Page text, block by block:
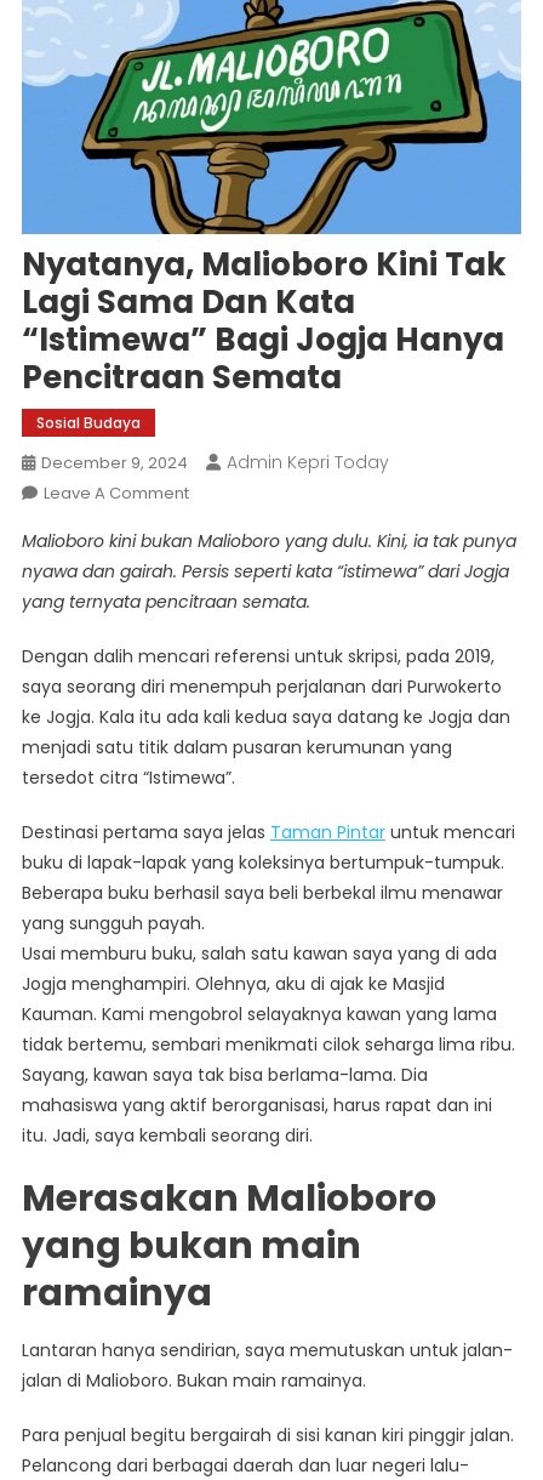
Nyatanya, Malioboro Kini Tak
Lagi Sama Dan Kata
“Istimewa” Bagi Jogja Hanya
Pencitraan Semata
Sosial Budaya
December 9, 2024 Admin Kepri Today
Leave A CommentOn
Malioboro
Kini
Tak
Sama
Dan
Kata
“Istimewa”
Bagi
Hanya
Pencitraan
Semata
Malioboro kini bukan Malioboro yang dulu. Kini, ia tak punya
nyawa dan gairah. Persis seperti kata “istimewa” dari Jogja
yang ternyata pencitraan semata.
Dengan dalih mencari referensi untuk skripsi, pada 2019,
saya seorang diri menempuh perjalanan dari Purwokerto
ke Jogja. Kala itu ada kali kedua saya datang ke Jogja dan
menjadi satu titik dalam pusaran kerumunan yang
tersedot citra “Istimewa”.
Destinasi pertama saya jelas Taman Pintaruntuk mencari
buku di lapak-lapak yang koleksinya bertumpuk-tumpuk.
Beberapa buku berhasil saya beli berbekal ilmu menawar
yang sungguh payah.
Usai memburu buku, salah satu kawan saya yang di ada
Jogja menghampiri. Olehnya, aku di ajak ke Masjid
Kauman. Kami mengobrol selayaknya kawan yang lama
tidak bertemu, sembari menikmati cilok seharga lima ribu.
Sayang, kawan saya tak bisa berlama-lama. Dia
mahasiswa yang aktif berorganisasi, harus rapat dan ini
itu. Jadi, saya kembali seorang diri.
Merasakan Malioboro
yang bukan main
ramainya
Lantaran hanya sendirian, saya memutuskan untuk jalan-
jalan di Malioboro. Bukan main ramainya.
Para penjual begitu bergairah di sisi kanan kiri pinggir jalan.
Pelancong dari berbagai daerah dan luar negeri lalu-